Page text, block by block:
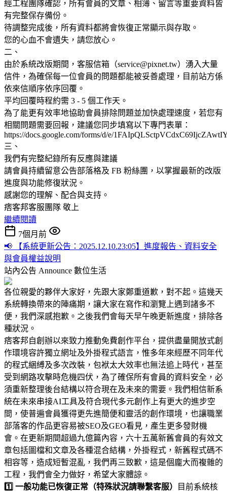
經工程團隊確認，所有會員的文章、相簿、留言等重要資料皆
有完整保存備份。
待調整完成後，所有資料都將會恢復正常顯示與存取。
您的心血不會遺失，請您放心。
二、
由於系統改版期間，客服信箱（service@pixnet.tw）湧入大量
信件，為確保每一位會員的問題都能被妥善處理，目前站方係
依來信順序依序回覆。
平均回覆時程約需 3 - 5 個工作天。
為了能更有效率地協助會員排除問題並加快處理速度，若您有
相關問題需要回報，建議您同步填寫以下專門表單：
https://docs.google.com/forms/d/e/
三、
我們有完整紀錄所有反應與建議
請會員持續留意公告部落格及 FB 粉絲團，以掌握最新的改版
進度與功能修復狀況。
感謝您的理解、配合與支持。
痞客邦客服團隊 敬上
繼續閱讀
7個月前
📢 【系統更新公告：2025.12.10.23:05】進度報告、資料安全
與會員權益說明
站內公告 Announce 數位生活
各位親愛的夥伴大家好，先跟大家鄭重道歉，對不起。這幾天
系統轉換帶來的陣痛期，讓大家在寫作和瀏覽上遇到諸多不
便，我們深感抱歉。之後我們會每天早午晚更新進度，排除各
種狀況。
痞客邦自創辦以來致力推動免費創作平台，提供盡量開放式創
作環境容許獨立網址及外掛程式語言，惟多年來經歷不同年代
的程式綑縛及多次改裝，包袱太大效率也無法追上時代，甚至
受到網路攻擊時危機四伏，為了確保所有會員的資料安全，必
須重新整理後台結構以符合現在及未來的需要。我們相信新系
統在未來串接AI工具及符合現代多元創作上有更大的進步空
間，使普遍會員獲得更先進簡便和靈活的創作環境，也讓職業
部落客的作品更容易被SEO及GEO看見，產生更多發財機
會。在更新期間超過九億篇內容，六十五萬新舊會員的有效文
章包括圖檔和文章及各種混合結構，外掛程式，新舊程式碼不
相容等，造成短暫混亂，我們再三致歉，這是個龐大而複雜的
工程，我們會全力做好，希望大家體諒。
1️⃣ 一般功能已恢復正常（特殊狀況請聯繫客服）
目前系統核